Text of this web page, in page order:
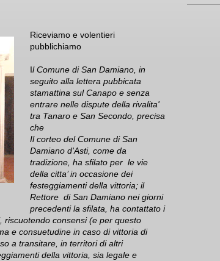
Riceviamo e volentieri
pubblichiamo
Il Comune di San Damiano, in
seguito alla lettera pubbicata
stamattina sul Canapo e senza
entrare nelle dispute della rivalita'
tra Tanaro e San Secondo, precisa
che
Il corteo del Comune di San
Damiano d'Asti, come da
tradizione, ha sfilato per le vie
della citta’ in occasione dei
festeggiamenti della vittoria; il
Rettore di San Damiano nei giorni
precedenti la sfilata, ha contattato i
consensi (e per questo
e consuetudine in caso di vittoria di
a transitare, in territori di altri
della vittoria, sia legale e